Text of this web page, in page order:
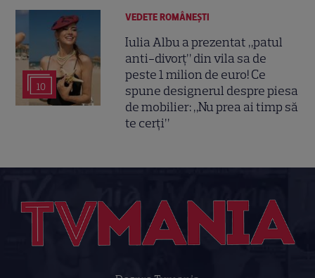
10
VEDETE ROMÂNEŞTI
Iulia Albu a prezentat „patul
anti-divorț” din vila sa de
peste 1 milion de euro! Ce
spune designerul despre piesa
de mobilier: „Nu prea ai timp să
te cerți”